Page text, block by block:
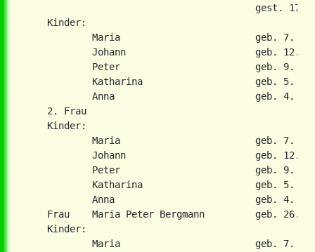
gest. 17.
    Kinder:
Maria                        geb. 7.
Johann                       geb. 12.
Peter                        geb. 9.
Katharina                    geb. 5.
Anna                         geb. 4.
    2. Frau
    Kinder:
Maria                        geb. 7.
Johann                       geb. 12.
Peter                        geb. 9.
Katharina                    geb. 5.
Anna                         geb. 4.
Frau    Maria Peter Bergmann         geb. 26.
    Kinder:
Maria                        geb. 7.